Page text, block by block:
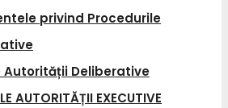
privind Procedurile
Autorității Deliberative
AUTORITĂȚII EXECUTIVE